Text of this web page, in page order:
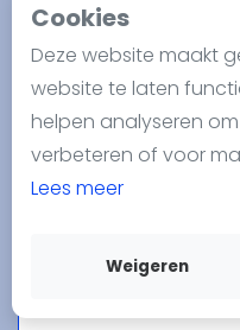
Cookies
Deze website maakt
website te laten
helpen analyseren
verbeteren of voor
Lees meer
Weigeren
Informatie
Over ons
Contact
Adverteren
Insights
WhatsApp
Join WhatsApp
PadelShop.com is
op onze fysieke
kunnen we advies
intermediaire en